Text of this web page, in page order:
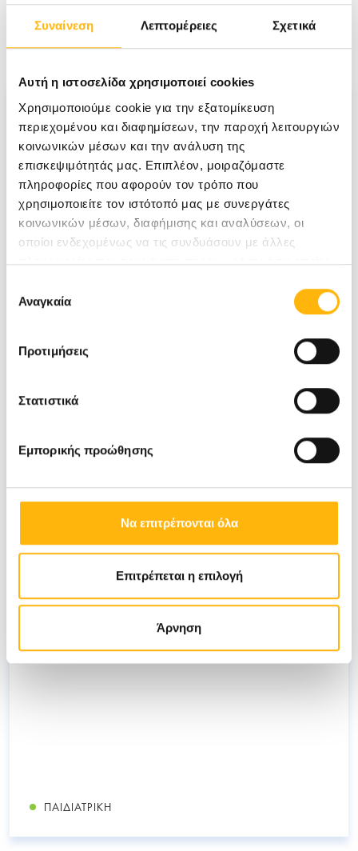
Συναίνεση Λεπτομέρειες Σχετικά
Αυτή η ιστοσελίδα χρησιμοποιεί cookies
Χρησιμοποιούμε cookie για την εξατομίκευση
περιεχομένου και διαφημίσεων, την παροχή λειτουργιών
κοινωνικών μέσων και την ανάλυση της
επισκεψιμότητάς μας. Επιπλέον, μοιραζόμαστε
πληροφορίες που αφορούν τον τρόπο που
χρησιμοποιείτε τον ιστότοπό μας με συνεργάτες
κοινωνικών μέσων, διαφήμισης και αναλύσεων, οι
οποίοι ενδεχομένως να τις συνδυάσουν με άλλες
πληροφορίες που τους έχετε παραχωρήσει ή τις οποίες
των υπηρεσιών τους.
συγκατάθεσης
Αναγκαία
Προτιμήσεις
Στατιστικά
Εμπορικής προώθησης
Να επιτρέπονται όλα
Επιτρέπεται η επιλογή
Άρνηση
Νέα
ΙΑΣΩ: Στο επίκεντρο η πρόληψη με
ολοκληρωμένα πακέτα check up για
ΠΑΙΔΙΑΤΡΙΚΉ